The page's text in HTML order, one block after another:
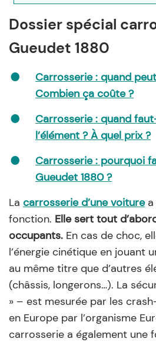
Dossier spécial
Gueudet 1880
Carrosserie : quand
Combien ça coûte ?
Carrosserie : quand
l’élément ? À quel prix ?
Carrosserie : pourquoi
Gueudet 1880 ?
La carrosserie d’une voiturea
fonction. Elle sert tout
occupants. En cas de choc,
l’énergie cinétique en jouant
au même titre que d’autres
(châssis, longerons…). La
» – est mesurée par les
en Europe par l’organisme
carrosserie a également une